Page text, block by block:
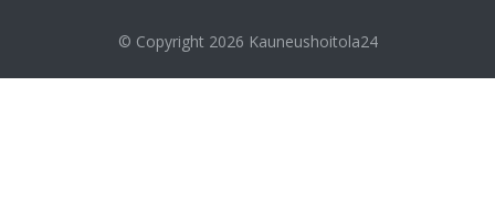
© Copyright 2026 Kauneushoitola24